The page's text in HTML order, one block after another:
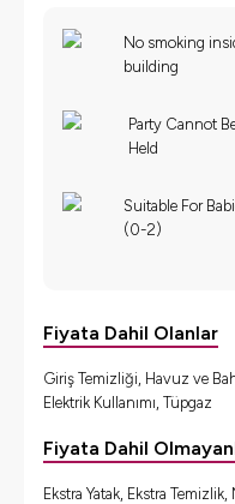
No smoking
building
Party Cannot
Held
Suitable For
(0-2)
Fiyata Dahil Olanlar
Giriş Temizliği, Havuz ve
Elektrik Kullanımı, Tüpgaz
Fiyata Dahil
Ekstra Yatak, Ekstra